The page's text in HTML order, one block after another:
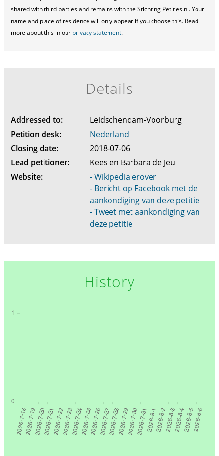
shared with third parties and remains with the Stichting Petities.nl. Your
name and place of residence will only appear if you choose this. Read
more about this in our privacy statement.
Details
Addressed to:
Leidschendam-Voorburg
Petition desk:
Nederland
Closing date:
2018-07-06
Lead petitioner:
Kees en Barbara de Jeu
Website:
- Wikipedia erover
- Bericht op Facebook met de
aankondiging van deze petitie
- Tweet met aankondiging van
deze petitie
History